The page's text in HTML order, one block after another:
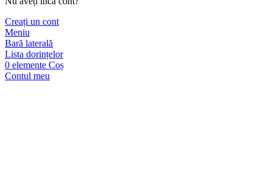
Creați un cont
Meniu
Bară laterală
Lista dorințelor
0 elemente Coș
Contul meu